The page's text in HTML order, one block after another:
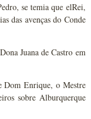
se temia que elRei,
das avenças do Conde
Juana de Castro em
Dom Enrique, o Mestre
sobre Alburquerque